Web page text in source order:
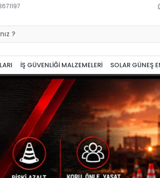
İŞ GÜVENLİĞİ MALZEMELERİ SOLAR GÜNEŞ